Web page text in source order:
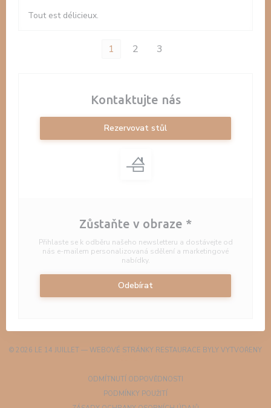
Tout est délicieux.
1 2 3
Kontaktujte nás
Rezervovat stůl
Zůstaňte v obraze *
Přihlaste se k odběru našeho newsletteru a dostávejte od
nás e-mailem personalizovaná sdělení a marketingové
nabídky.
Odebírat
© 2026 LE 14 JUILLET — WEBOVÉ STRÁNKY RESTAURACE BYLY VYTVOŘENY
ODMÍTNUTÍ ODPOVĚDNOSTI
PODMÍNKY POUŽITÍ